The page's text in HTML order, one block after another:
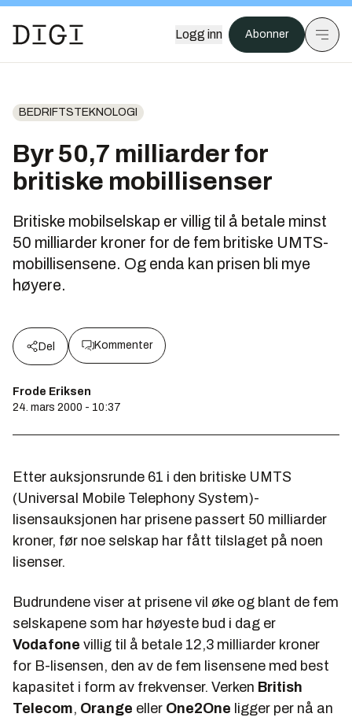
Logg inn Abonner
BEDRIFTSTEKNOLOGI
Byr 50,7 milliarder for
britiske mobillisenser
Britiske mobilselskap er villig til å betale minst
50 milliarder kroner for de fem britiske UMTS-
mobillisensene. Og enda kan prisen bli mye
høyere.
Del Kommenter
Frode Eriksen
24. mars 2000 - 10:37
Etter auksjonsrunde 61 i den britiske UMTS
(Universal Mobile Telephony System)-
lisensauksjonen har prisene passert 50 milliarder
kroner, før noe selskap har fått tilslaget på noen
lisenser.
Budrundene viser at prisene vil øke og blant de fem
selskapene som har høyeste bud i dag er
Vodafone villig til å betale 12,3 milliarder kroner
for B-lisensen, den av de fem lisensene med best
kapasitet i form av frekvenser. Verken British
Telecom, Orange eller One2One ligger per nå an